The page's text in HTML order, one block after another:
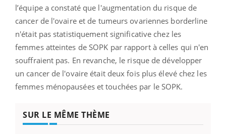
l’équipe a constaté que l'augmentation du risque de
cancer de l'ovaire et de tumeurs ovariennes borderline
n'était pas statistiquement significative chez les
femmes atteintes de SOPK par rapport à celles qui n'en
souffraient pas. En revanche, le risque de développer
un cancer de l'ovaire était deux fois plus élevé chez les
femmes ménopausées et touchées par le SOPK.
SUR LE MÊME THÈME